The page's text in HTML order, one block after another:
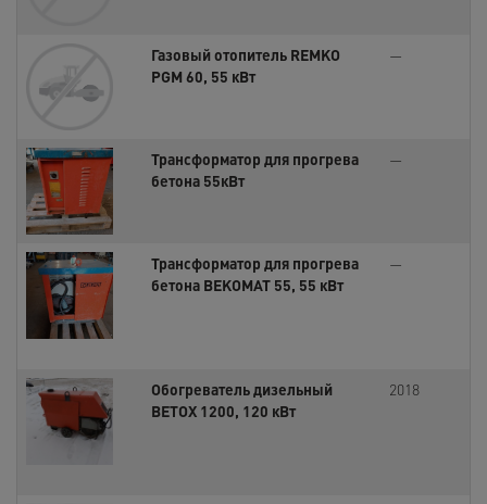
Газовый отопитель REMKO
PGM 60, 55 кВт
—
Трансформатор для прогрева
бетона 55кВт
—
Трансформатор для прогрева
бетона BEKOMAT 55, 55 кВт
—
Обогреватель дизельный
BETOX 1200, 120 кВт
2018